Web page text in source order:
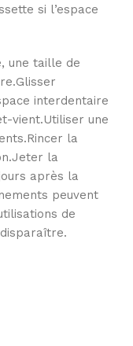
si l’espace
une taille de
interdentaire
vient.Utiliser une
la
la
après la
peuvent
de